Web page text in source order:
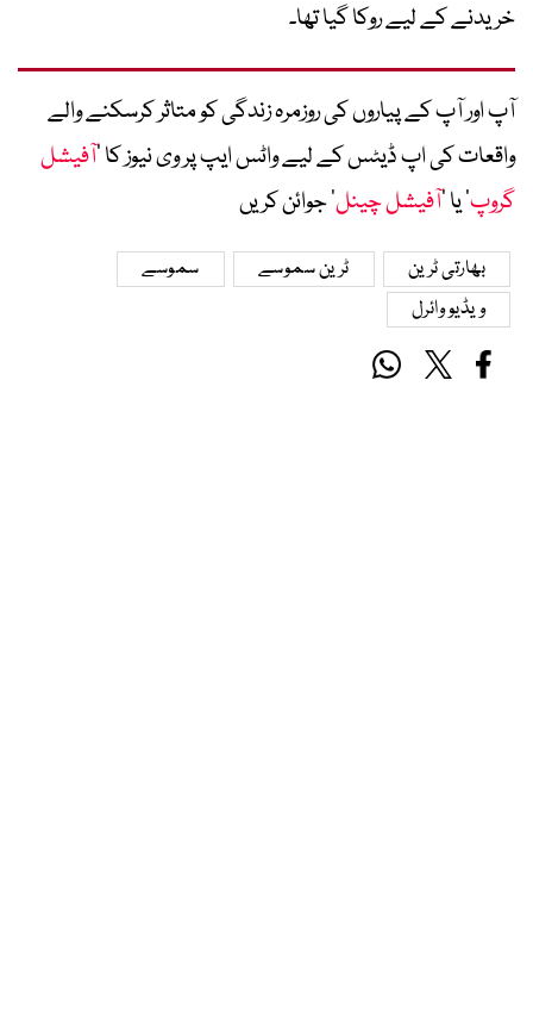
خریدنے کے لیے روکا گیا تھا۔
آپ اور آپ کے پیاروں کی روزمرہ زندگی کو متاثر کرسکنے والے
واقعات کی اپ ڈیٹس کے لیے واٹس ایپ پر وی نیوز کا ’آفیشل
گروپ‘ یا ’آفیشل چینل‘ جوائن کریں
بھارتی ٹرین ٹرین سموسے
سموسے
ویڈیو وائرل